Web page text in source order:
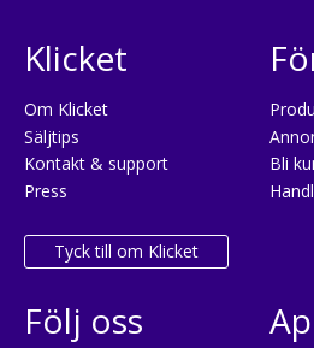
Klicket
Om Klicket
Säljtips
Kontakt & support
Press
Tyck till om Klicket
Bli
Följ oss